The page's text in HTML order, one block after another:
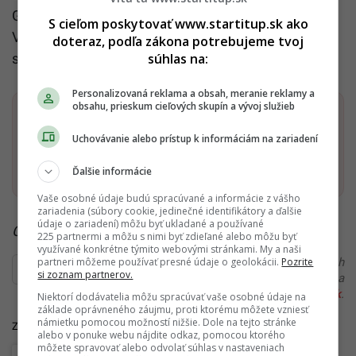
G7 pomáhať Ukrajine, zatiaľ čo sa ruský vodca
Vladimir Putin spolieha na to, že zima pomôže jeho
silám rozdrviť Ukrajinu.
Dostaň Startitup do svojich Google odporúčaní
Čítaj viac z kategórie:Vojna na Ukrajine
Ďakujeme, že čítaš Startitup. V prípade, že máš postreh
alebo si našiel v článku chybu, napíš nám na
redakcia@startitup.sk.
Zdroj: SITA
S cieľom poskytovať www.startitup.sk ako
doteraz, podľa zákona potrebujeme tvoj
súhlas na:
Personalizovaná reklama a obsah, meranie reklamy a
obsahu, prieskum cieľových skupín a vývoj služieb
Uchovávanie alebo prístup k informáciám na zariadení
Ďalšie informácie
Vaše osobné údaje budú spracúvané a informácie z vášho
zariadenia (súbory cookie, jedinečné identifikátory a ďalšie
údaje o zariadení) môžu byť ukladané a používané
225 partnermi a môžu s nimi byť zdieľané alebo môžu byť
využívané konkrétne týmito webovými stránkami. My a naši
partneri môžeme používať presné údaje o geolokácii. Pozrite
si zoznam partnerov.
Niektorí dodávatelia môžu spracúvať vaše osobné údaje na
základe oprávneného záujmu, proti ktorému môžete vzniesť
námietku pomocou možností nižšie. Dole na tejto stránke
alebo v ponuke webu nájdite odkaz, pomocou ktorého
môžete spravovať alebo odvolať súhlas v nastaveniach